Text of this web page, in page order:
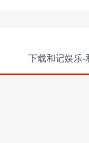
下载和记娱乐-